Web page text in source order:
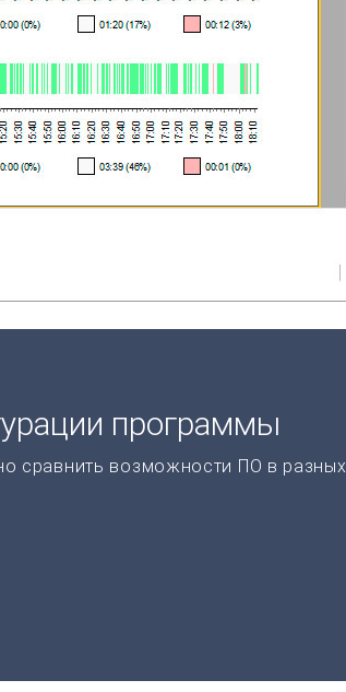
программы
сравнить возможности ПО в разных